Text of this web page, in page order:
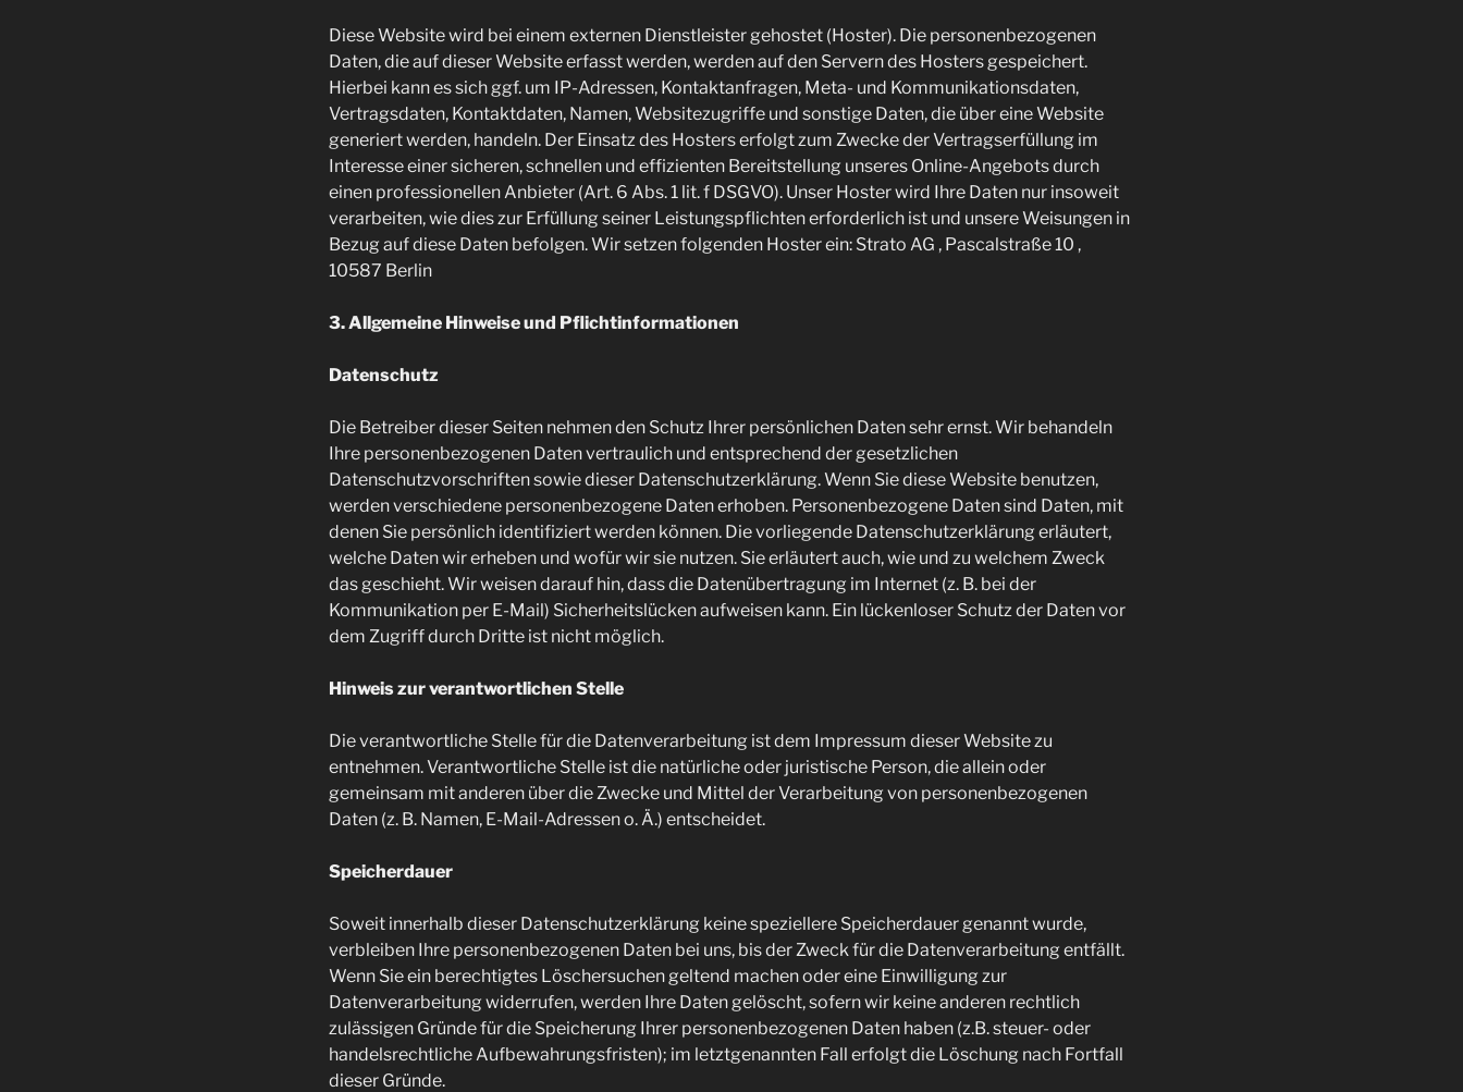
Diese Website wird bei einem externen Dienstleister gehostet (Hoster). Die personenbezogenen
Daten, die auf dieser Website erfasst werden, werden auf den Servern des Hosters gespeichert.
Hierbei kann es sich ggf. um IP-Adressen, Kontaktanfragen, Meta- und Kommunikationsdaten,
Vertragsdaten, Kontaktdaten, Namen, Websitezugriffe und sonstige Daten, die über eine Website
generiert werden, handeln. Der Einsatz des Hosters erfolgt zum Zwecke der Vertragserfüllung im
Interesse einer sicheren, schnellen und effizienten Bereitstellung unseres Online-Angebots durch
einen professionellen Anbieter (Art. 6 Abs. 1 lit. f DSGVO). Unser Hoster wird Ihre Daten nur insoweit
verarbeiten, wie dies zur Erfüllung seiner Leistungspflichten erforderlich ist und unsere Weisungen in
Bezug auf diese Daten befolgen. Wir setzen folgenden Hoster ein: Strato AG , Pascalstraße 10 ,
10587 Berlin
3. Allgemeine Hinweise und Pflichtinformationen
Datenschutz
Die Betreiber dieser Seiten nehmen den Schutz Ihrer persönlichen Daten sehr ernst. Wir behandeln
Ihre personenbezogenen Daten vertraulich und entsprechend der gesetzlichen
Datenschutzvorschriften sowie dieser Datenschutzerklärung. Wenn Sie diese Website benutzen,
werden verschiedene personenbezogene Daten erhoben. Personenbezogene Daten sind Daten, mit
denen Sie persönlich identifiziert werden können. Die vorliegende Datenschutzerklärung erläutert,
welche Daten wir erheben und wofür wir sie nutzen. Sie erläutert auch, wie und zu welchem Zweck
das geschieht. Wir weisen darauf hin, dass die Datenübertragung im Internet (z. B. bei der
Kommunikation per E-Mail) Sicherheitslücken aufweisen kann. Ein lückenloser Schutz der Daten vor
dem Zugriff durch Dritte ist nicht möglich.
Hinweis zur verantwortlichen Stelle
Die verantwortliche Stelle für die Datenverarbeitung ist dem Impressum dieser Website zu
entnehmen. Verantwortliche Stelle ist die natürliche oder juristische Person, die allein oder
gemeinsam mit anderen über die Zwecke und Mittel der Verarbeitung von personenbezogenen
Daten (z. B. Namen, E-Mail-Adressen o. Ä.) entscheidet.
Speicherdauer
Soweit innerhalb dieser Datenschutzerklärung keine speziellere Speicherdauer genannt wurde,
verbleiben Ihre personenbezogenen Daten bei uns, bis der Zweck für die Datenverarbeitung entfällt.
Wenn Sie ein berechtigtes Löschersuchen geltend machen oder eine Einwilligung zur
Datenverarbeitung widerrufen, werden Ihre Daten gelöscht, sofern wir keine anderen rechtlich
zulässigen Gründe für die Speicherung Ihrer personenbezogenen Daten haben (z.B. steuer- oder
handelsrechtliche Aufbewahrungsfristen); im letztgenannten Fall erfolgt die Löschung nach Fortfall
dieser Gründe.